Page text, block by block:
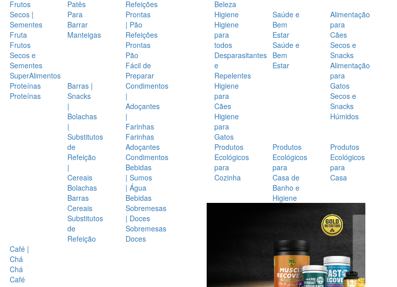
Frutos
Secos |
Sementes
Fruta
Frutos
Secos e
Sementes
SuperAlimentos
Patês
Para
Barrar
Manteigas
Refeições
Prontas
| Pão
Refeições
Prontas
Pão
Fácil de
Preparar
Proteínas
Proteínas
Barras |
Snacks
|
Bolachas
|
Substitutos
de
Refeição
|
Cereais
Bolachas
Barras
Cereais
Substitutos
de
Refeição
Condimentos
|
Adoçantes
|
Farinhas
Farinhas
Adoçantes
Condimentos
Bebidas
| Sumos
| Água
Bebidas
Sobremesas
| Doces
Sobremesas
Doces
Café |
Chá
Chá
Café
Beleza
Higiene
Higiene
para
todos
Desparasitantes
e
Repelentes
Higiene
para
Cães
Higiene
para
Gatos
Saúde e
Bem
Estar
Saúde e
Bem
Estar
Alimentação
para
Cães
Secos e
Snacks
Alimentação
para
Gatos
Secos e
Snacks
Húmidos
Produtos
Ecológicos
para
Cozinha
Produtos
Ecológicos
para
Casa de
Banho e
Higiene
Produtos
Ecológicos
para
Casa